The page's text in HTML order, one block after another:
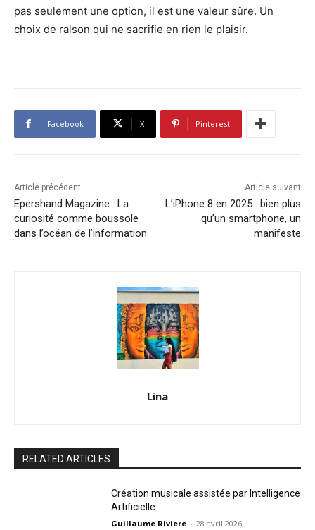
pas seulement une option, il est une valeur sûre. Un
choix de raison qui ne sacrifie en rien le plaisir.
Facebook X Pinterest
Article précédent
Epershand Magazine : La
curiosité comme boussole
dans l’océan de l’information
Article suivant
L’iPhone 8 en 2025 : bien plus
qu’un smartphone, un
manifeste
Lina
RELATED ARTICLES
Création musicale assistée par Intelligence
Artificielle
Guillaume Riviere - 28 avril 2026